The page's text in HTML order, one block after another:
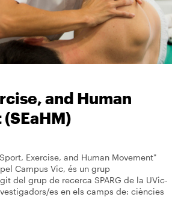
and Human
Exercise, and Human Movement"
Campus Vic, és un grup
del grup de recerca SPARG de la UVic-
es en els camps de: ciències